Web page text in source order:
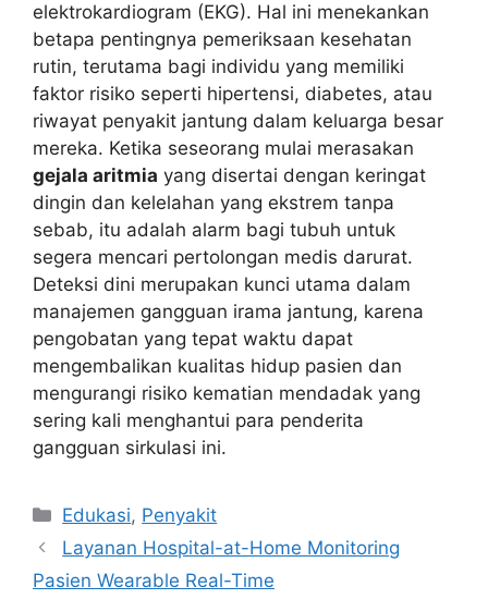
elektrokardiogram (EKG). Hal ini menekankan
betapa pentingnya pemeriksaan kesehatan
rutin, terutama bagi individu yang memiliki
faktor risiko seperti hipertensi, diabetes, atau
riwayat penyakit jantung dalam keluarga besar
mereka. Ketika seseorang mulai merasakan
gejala aritmia yang disertai dengan keringat
dingin dan kelelahan yang ekstrem tanpa
sebab, itu adalah alarm bagi tubuh untuk
segera mencari pertolongan medis darurat.
Deteksi dini merupakan kunci utama dalam
manajemen gangguan irama jantung, karena
pengobatan yang tepat waktu dapat
mengembalikan kualitas hidup pasien dan
mengurangi risiko kematian mendadak yang
sering kali menghantui para penderita
gangguan sirkulasi ini.
Kategori
Edukasi, Penyakit
Layanan Hospital-at-Home Monitoring
Pasien Wearable Real-Time